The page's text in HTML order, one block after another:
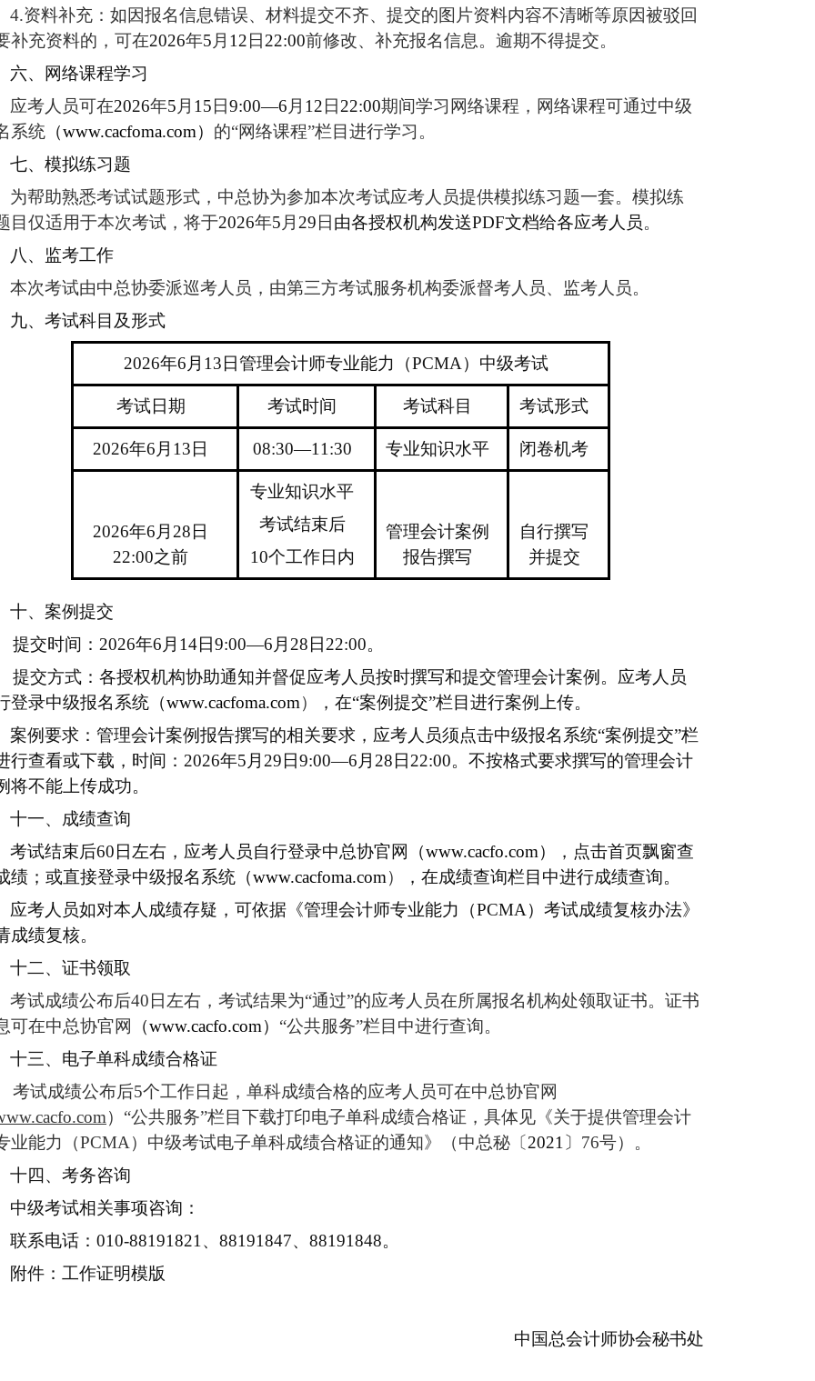
4.资料补充：如因报名信息错误、材料提交不齐、提交的图片资料内容不清晰等原因被驳回
补充资料的，可在2026年5 月 12 日 22:00前修改、补充报名信息。逾期不得提交。
六、网络课程学习
应考人员可在2026年5 月 15 日9:00—6 月 12 日 22:00期间学习网络课程，网络课程可通过中级
系统 （www.cacfoma.com） 的“网络课程”栏目进行学习。
七、模拟练习题
为帮助熟悉考试试题形式，中总协为参加本次考试应考人员提供模拟练习题一套。模拟练
目仅适用于本次考试，将于2026年5 月 29 日 由各授权机构发送PDF文档给各应考人员。
八、监考工作
本次考试由中总协委派巡考人员，由第三方考试服务机构委派督考人员、监考人员。
九、考试科目及形式
2026年6月13日管理会计师专业能力 （PCMA ） 中级考试
考试日期 考试时间 考试科目 考试形式
2026年6 月 13 日 08:30—11:30 专业知识水平 闭卷机考
2026年6 月 28 日
22:00之前
专业知识水平
考试结束后
10个工作日内
管理会计案例
报告撰写
自行撰写
并提交
十、案例提交
提交时间：2026年6 月 14日9:00—6 月 28 日22:00。
提交方式：各授权机构协助通知并督促应考人员按时撰写和提交管理会计案例。应考人员
登录中级报名系统（www.cacfoma.com） ， 在“案例提交”栏目进行案例上传。
案例要求 ：管理会计案例报告撰写的相关要求，应考人员须点击中级报名系统“案例提交”栏
行查看或下载，时间：2026年5 月 29 日9:00—6 月 28 日22:00。不按格式要求撰写的管理会计
将不能上传成功。
十一、成绩查询
考试结束后60日左右，应考人员自行登录中总协官网（www.cacfo.com），点击首页飘窗查
绩；或直接登录中级报名系统（www.cacfoma.com） ， 在成绩查询栏目中进行成绩查询。
应考人员如对本人成绩存疑，可依据《管理会计师专业能力 （PCMA ） 考试成绩复核办法》
成绩复核。
十二、证书领取
考试成绩公布后40日左右，考试结果为“通过”的应考人员在所属报名机构处领取证书。证书
可在中总协官网 （www.cacfo.com） “公共服务”栏目中进行查询。
十三、电子单科成绩合格证
考试成绩公布后5个工作日起，单科成绩合格的应考人员可在中总协官网
）“公共服务”栏目下载打印电子单科成绩合格证，具体见《关于提供管理会计
业能力（PCMA）中级考试电子单科成绩合格证的通知》（中总秘〔 2021〕 76号）。
十四、考务咨询
中级考试相关事项咨询：
联系电话：010-88191821、88191847、88191848。
附件：工作证明模版
中国总会计师协会秘书处